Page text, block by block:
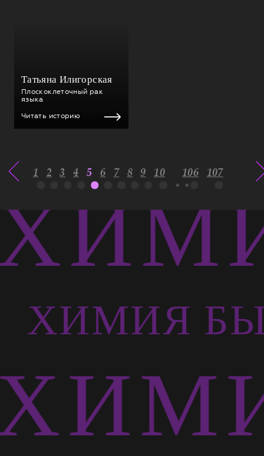
Татьяна Илигорская
Плоскоклеточный рак
языка
Читать историю
1 2 3 4 5 6 7 8 9 10 106 107
ХИМИЯ